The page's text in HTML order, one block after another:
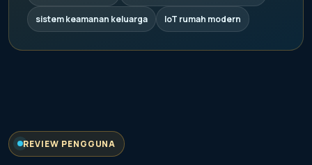
sistem keamanan keluarga IoT rumah modern
REVIEW PENGGUNA